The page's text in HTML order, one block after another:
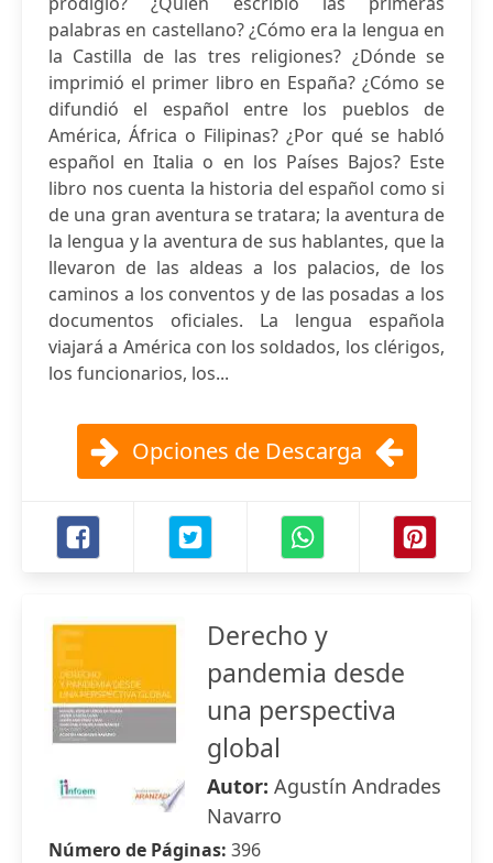
palabras en castellano? ¿Cómo era la lengua en
la Castilla de las tres religiones? ¿Dónde se
imprimió el primer libro en España? ¿Cómo se
difundió el español entre los pueblos de
América, África o Filipinas? ¿Por qué se habló
español en Italia o en los Países Bajos? Este
libro nos cuenta la historia del español como si
de una gran aventura se tratara; la aventura de
la lengua y la aventura de sus hablantes, que la
llevaron de las aldeas a los palacios, de los
caminos a los conventos y de las posadas a los
documentos oficiales. La lengua española
viajará a América con los soldados, los clérigos,
los funcionarios, los...
Opciones de Descarga
Derecho y
pandemia desde
una perspectiva
global
Autor: Agustín Andrades
Navarro
Número de Páginas: 396